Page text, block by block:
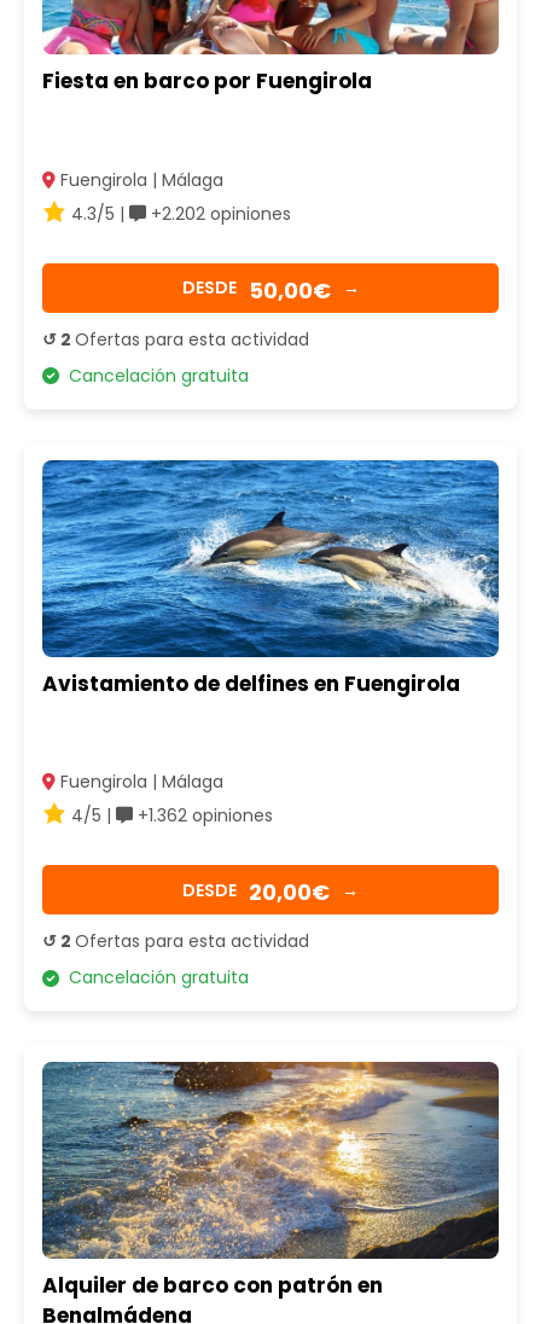
Fiesta en barco por Fuengirola
Fuengirola | Málaga
4.3/5 |
+2.202 opiniones
DESDE 50,00€ →
↺ 2 Ofertas para esta actividad
Cancelación gratuita
Avistamiento de delfines en Fuengirola
Fuengirola | Málaga
4/5 |
+1.362 opiniones
DESDE 20,00€ →
↺ 2 Ofertas para esta actividad
Cancelación gratuita
Alquiler de barco con patrón en
Benalmádena